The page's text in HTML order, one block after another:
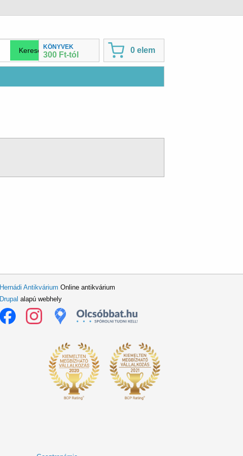
KÖNYVEK
300 Ft-tól
0 elem
Hernádi Antikvárium Online antikvárium
Drupal alapú webhely